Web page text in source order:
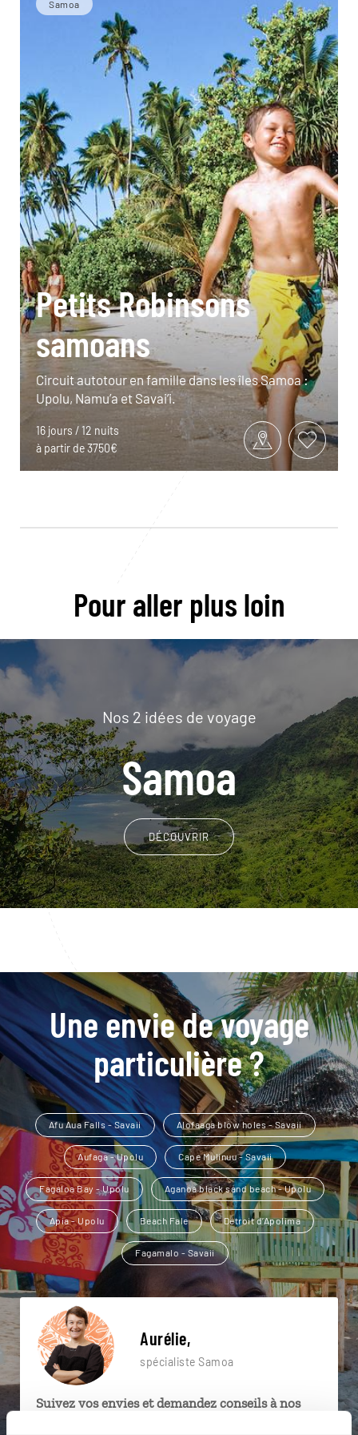
Samoa
Petits Robinsons
samoans
Circuit autotour en famille dans les îles Samoa :
Upolu, Namu’a et Savai’i.
16 jours / 12 nuits
à partir de 3750€
Pour aller plus loin
Nos 2 idées de voyage
Samoa
DÉCOUVRIR
Une envie de voyage
particulière ?
Afu Aua Falls - Savaii Alofaaga blow holes - Savaii
Aufaga - Upolu Cape Mulinuu - Savaii
Fagaloa Bay - Upolu Aganoa black sand beach - Upolu
Apia - Upolu Beach Fale Détroit d’Apolima
Fagamalo - Savaii
Aurélie,
spécialiste Samoa
Suivez vos envies et demandez conseils à nos